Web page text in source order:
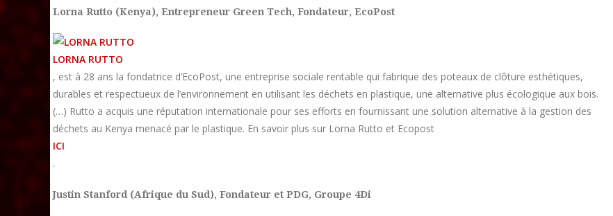
Lorna Rutto (Kenya), Entrepreneur Green Tech, Fondateur, EcoPost
LORNA RUTTO
, est à 28 ans la fondatrice d’EcoPost, une entreprise sociale rentable qui fabrique des poteaux de clôture esthétiques,
durables et respectueux de l’environnement en utilisant les déchets en plastique, une alternative plus écologique aux bois.
(…) Rutto a acquis une réputation internationale pour ses efforts en fournissant une solution alternative à la gestion des
déchets au Kenya menacé par le plastique. En savoir plus sur Lorna Rutto et Ecopost
ICI
.
Justin Stanford (Afrique du Sud), Fondateur et PDG, Groupe 4Di